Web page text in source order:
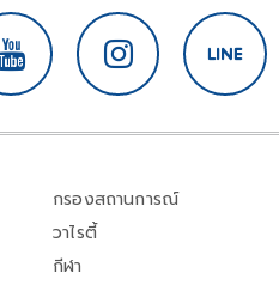
กรองสถานการณ์
วาไรตี้
กีฬา